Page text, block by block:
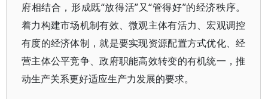
府相结合，形成既“放得活”又“管得好”的经济秩序。
着力构建市场机制有效、微观主体有活力、宏观调控
有度的经济体制，就是要实现资源配置方式优化、经
营主体公平竞争、政府职能高效转变的有机统一，推
动生产关系更好适应生产力发展的要求。